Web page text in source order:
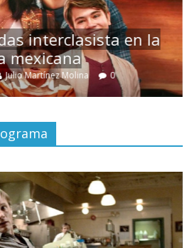
interclasista en la
mexicana
Julio Martínez Molina 0